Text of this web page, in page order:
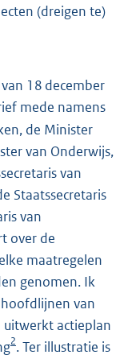
(dreigen te)
18 december
mede namens
de Minister
van Onderwijs,
van
Staatssecretaris
van
over de
maatregelen
genomen. Ik
van
uitwerkt actieplan
2. Ter illustratie is